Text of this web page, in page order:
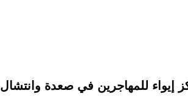
للمهاجرين في صعدة وانتشال 30 جثة